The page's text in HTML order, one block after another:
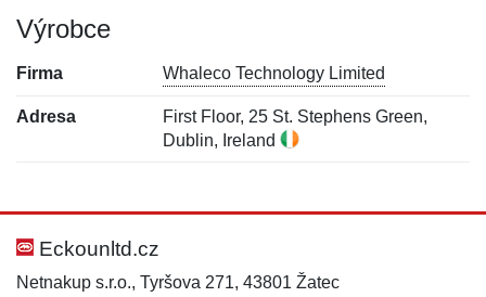
Výrobce
Firma Whaleco Technology Limited
Adresa
First Floor, 25 St. Stephens Green,
Dublin, Ireland
Hodnocení:
Jméno:
Eckounltd.cz
Netnakup s.r.o., Tyršova 271, 43801 Žatec